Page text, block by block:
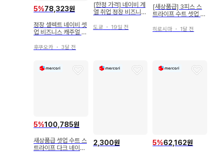
5%78,323원
정장 셀렉트 네이비 셋
업 비즈니스 캐주얼 Y
후쿠오카 ・ 3달 전
[한정 가격] 네이비 계
열 취업 정장 비즈니스
도쿄 ・ 19일 전
[새상품급] 3피스 스
트라이프 수트 셋업 남
히로시마 ・ 1달 전
5%100,785원
새상품급 셋업 수트 스
트라이프 다크 네이비
2,300원 5%62,162원